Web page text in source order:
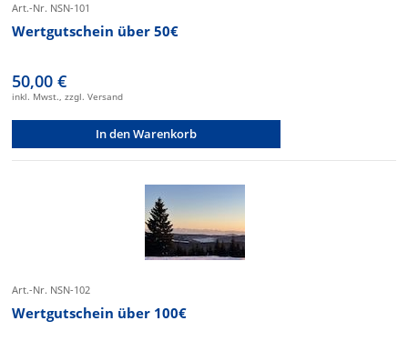
Art.-Nr. NSN-101
Wertgutschein über 50€
50,00 €
inkl. Mwst., zzgl. Versand
In den Warenkorb
Art.-Nr. NSN-102
Wertgutschein über 100€